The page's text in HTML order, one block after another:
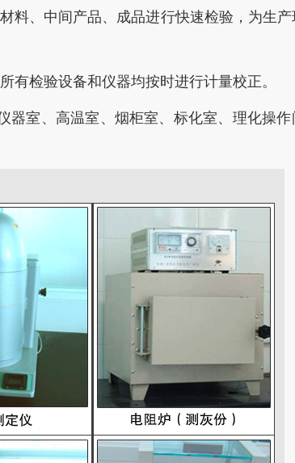
料、中间产品、成品进行快速检验，为生产
有检验设备和仪器均按时进行计量校正。
器室、高温室、烟柜室、标化室、理化操作